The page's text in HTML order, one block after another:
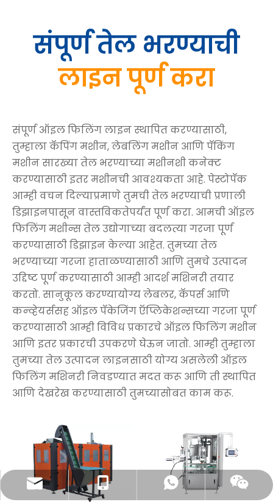
संपूर्ण तेल भरण्याची
लाइन पूर्ण करा
संपूर्ण ऑइल फिलिंग लाइन स्थापित करण्यासाठी,
तुम्हाला कॅपिंग मशीन, लेबलिंग मशीन आणि पॅकिंग
मशीन सारख्या तेल भरण्याच्या मशीनशी कनेक्ट
करण्यासाठी इतर मशीनची आवश्यकता आहे. पेस्टोपॅक
आम्ही वचन दिल्याप्रमाणे तुमची तेल भरण्याची प्रणाली
डिझाइनपासून वास्तविकतेपर्यंत पूर्ण करा. आमची ऑइल
फिलिंग मशीन्स तेल उद्योगाच्या बदलत्या गरजा पूर्ण
करण्यासाठी डिझाइन केल्या आहेत. तुमच्या तेल
भरण्याच्या गरजा हाताळण्यासाठी आणि तुमचे उत्पादन
उद्दिष्ट पूर्ण करण्यासाठी आम्ही आदर्श मशिनरी तयार
करतो. सानुकूल करण्यायोग्य लेबलर, कॅपर्स आणि
कन्व्हेयर्ससह ऑइल पॅकेजिंग ऍप्लिकेशन्सच्या गरजा पूर्ण
करण्यासाठी आम्ही विविध प्रकारचे ऑइल फिलिंग मशीन
आणि इतर प्रकारची उपकरणे घेऊन जातो. आम्ही तुम्हाला
तुमच्या तेल उत्पादन लाइनसाठी योग्य असलेली ऑइल
फिलिंग मशिनरी निवडण्यात मदत करू आणि ती स्थापित
आणि देखरेख करण्यासाठी तुमच्यासोबत काम करू.
sales@pestopack.com
0086- 18151995436